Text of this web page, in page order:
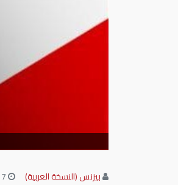
بيزنس (النسخة العربية)